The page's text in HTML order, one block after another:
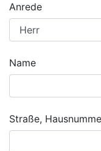
Anrede
Name
Straße,